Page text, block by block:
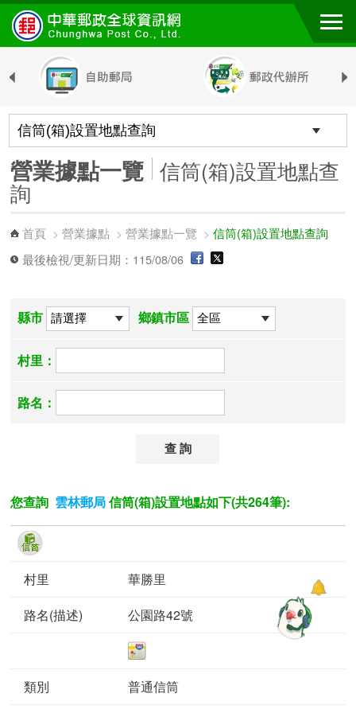
跳到主要內容區塊
營業據點一覽 信筒(箱)設置地點查
詢
首頁 >營業據點 >營業據點一覽 >信筒(箱)設置地點查詢
最後檢視/更新日期：115/08/06
縣市 鄉鎮市區
村里：
路名：
您查詢 雲林郵局 信筒(箱)設置地點如下(共264筆):
華勝里
公園路42號
普通信筒